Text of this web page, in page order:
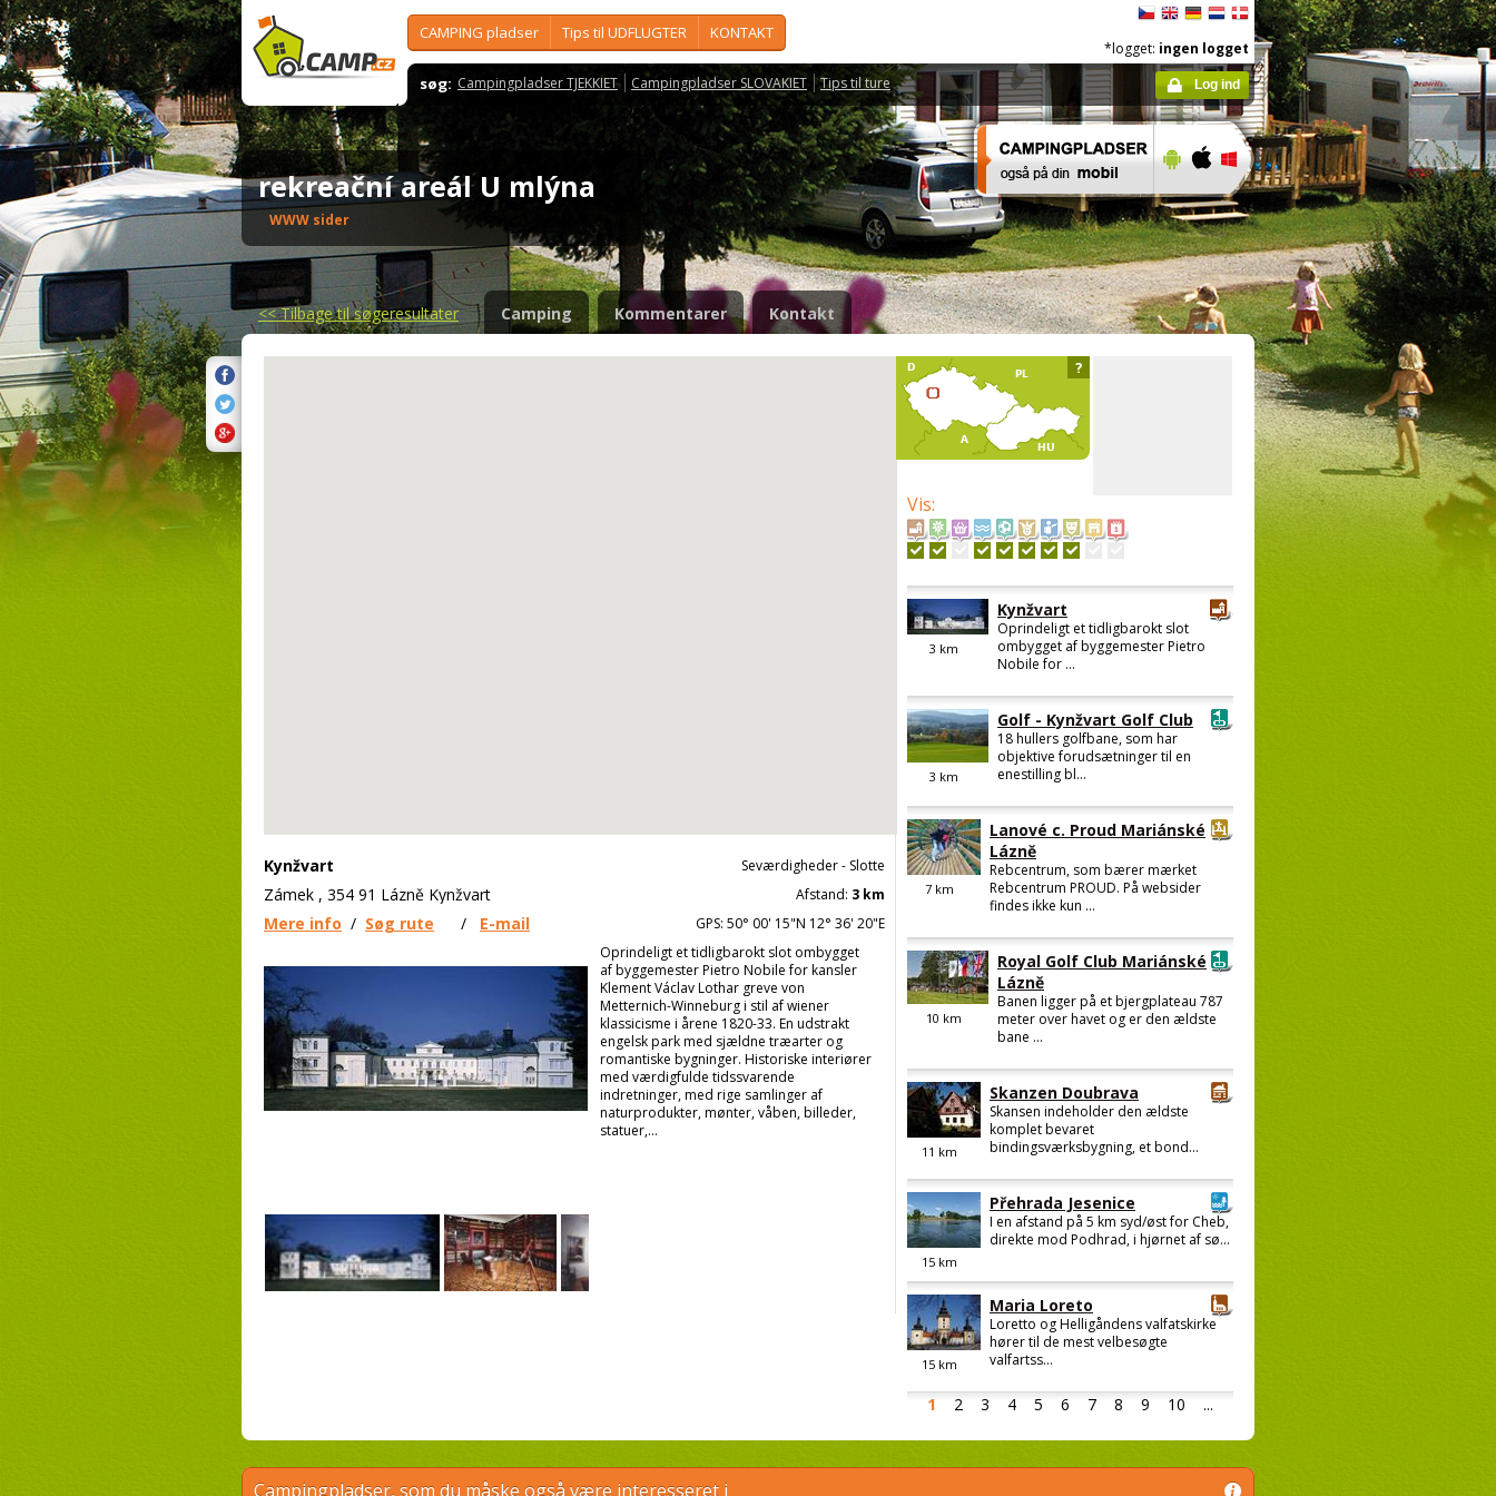
CAMPING pladser Tips til UDFLUGTER KONTAKT
søg: Campingpladser TJEKKIET Campingpladser SLOVAKIET Tips til ture
*logget: ingen logget
Log ind
rekreační areál U mlýna
WWW sider
<<Tilbage til søgeresultater Camping Kommentarer Kontakt
?
Kynžvart
Zámek , 354 91 Lázně Kynžvart
Mere info / Søg rute / E-mail
Seværdigheder - Slotte
Afstand: 3 km
GPS: 50° 00' 15"N 12° 36' 20"E
Oprindeligt et tidligbarokt slot ombygget
af byggemester Pietro Nobile for kansler
Klement Václav Lothar greve von
Metternich-Winneburg i stil af wiener
klassicisme i årene 1820-33. En udstrakt
engelsk park med sjældne træarter og
romantiske bygninger. Historiske interiører
med værdigfulde tidssvarende
indretninger, med rige samlinger af
naturprodukter, mønter, våben, billeder,
statuer,...
Vis:
1 2 3 4 5 6 7 8 9 10 ...
3 km
Kynžvart
Oprindeligt et tidligbarokt slot
ombygget af byggemester Pietro
Nobile for ...
3 km
Golf - Kynžvart Golf Club
18 hullers golfbane, som har
objektive forudsætninger til en
enestilling bl...
7 km
Lanové c. Proud Mariánské
Lázně
Rebcentrum, som bærer mærket
Rebcentrum PROUD. På websider
findes ikke kun ...
10 km
Royal Golf Club Mariánské
Lázně
Banen ligger på et bjergplateau 787
meter over havet og er den ældste
bane ...
11 km
Skanzen Doubrava
Skansen indeholder den ældste
komplet bevaret
bindingsværksbygning, et bond...
15 km
Přehrada Jesenice
I en afstand på 5 km syd/øst for Cheb,
direkte mod Podhrad, i hjørnet af sø...
15 km
Maria Loreto
Loretto og Helligåndens valfatskirke
hører til de mest velbesøgte
valfartss...
Campingpladser, som du måske også være interesseret i